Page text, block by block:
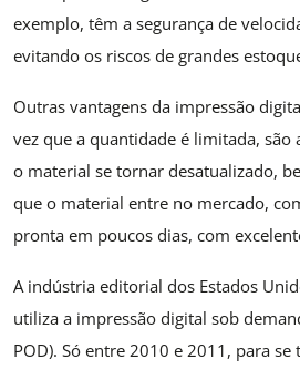
exemplo, têm a segurança de
evitando os riscos de grandes
Outras vantagens da impressão
vez que a quantidade é limitada, são
o material se tornar desatualizado,
que o material entre no mercado,
pronta em poucos dias, com
A indústria editorial dos Estados
utiliza a impressão digital sob
POD). Só entre 2010 e 2011, para